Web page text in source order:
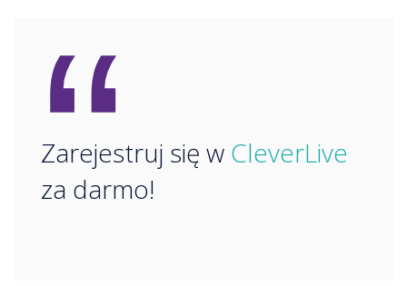
“
Zarejestruj się w CleverLive
za darmo!